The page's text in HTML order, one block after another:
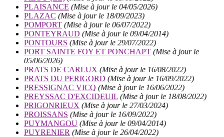
PLAISANCE (Mise à jour le 04/05/2026)
PLAZAC (Mise à jour le 18/09/2023)
POMPORT (Mise à jour le 06/07/2022)
PONTEYRAUD (Mise à jour le 09/04/2014)
PONTOURS (Mise à jour le 29/07/2022)
PORT SAINTE FOY ET PONCHAPT (Mise à jour le
05/06/2026)
PRATS DE CARLUX (Mise à jour le 16/08/2022)
PRATS DU PERIGORD (Mise à jour le 16/09/2022)
PRESSIGNAC VICQ (Mise à jour le 16/06/2022)
PREYSSAC D'EXCIDEUIL (Mise à jour le 18/08/2022)
PRIGONRIEUX (Mise à jour le 27/03/2024)
PROISSANS (Mise à jour le 16/09/2022)
PUYMANGOU (Mise à jour le 09/04/2014)
PUYRENIER (Mise à jour le 26/04/2022)